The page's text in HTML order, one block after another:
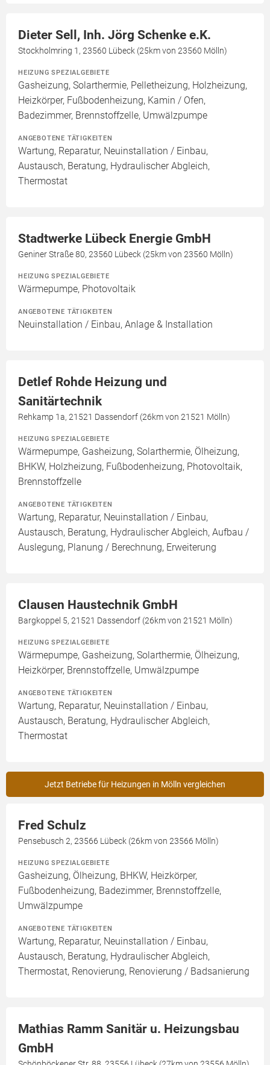
Dieter Sell, Inh. Jörg Schenke e.K.
Stockholmring 1, 23560 Lübeck (25km von 23560 Mölln)
HEIZUNG SPEZIALGEBIETE
Gasheizung, Solarthermie, Pelletheizung, Holzheizung,
Heizkörper, Fußbodenheizung, Kamin / Ofen,
Badezimmer, Brennstoffzelle, Umwälzpumpe
ANGEBOTENE TÄTIGKEITEN
Wartung, Reparatur, Neuinstallation / Einbau,
Austausch, Beratung, Hydraulischer Abgleich,
Thermostat
Stadtwerke Lübeck Energie GmbH
Geniner Straße 80, 23560 Lübeck (25km von 23560 Mölln)
HEIZUNG SPEZIALGEBIETE
Wärmepumpe, Photovoltaik
ANGEBOTENE TÄTIGKEITEN
Neuinstallation / Einbau, Anlage & Installation
Detlef Rohde Heizung und
Sanitärtechnik
Rehkamp 1a, 21521 Dassendorf (26km von 21521 Mölln)
HEIZUNG SPEZIALGEBIETE
Wärmepumpe, Gasheizung, Solarthermie, Ölheizung,
BHKW, Holzheizung, Fußbodenheizung, Photovoltaik,
Brennstoffzelle
ANGEBOTENE TÄTIGKEITEN
Wartung, Reparatur, Neuinstallation / Einbau,
Austausch, Beratung, Hydraulischer Abgleich, Aufbau /
Auslegung, Planung / Berechnung, Erweiterung
Clausen Haustechnik GmbH
Bargkoppel 5, 21521 Dassendorf (26km von 21521 Mölln)
HEIZUNG SPEZIALGEBIETE
Wärmepumpe, Gasheizung, Solarthermie, Ölheizung,
Heizkörper, Brennstoffzelle, Umwälzpumpe
ANGEBOTENE TÄTIGKEITEN
Wartung, Reparatur, Neuinstallation / Einbau,
Austausch, Beratung, Hydraulischer Abgleich,
Thermostat
Jetzt Betriebe für Heizungen in Mölln vergleichen
Fred Schulz
Pensebusch 2, 23566 Lübeck (26km von 23566 Mölln)
HEIZUNG SPEZIALGEBIETE
Gasheizung, Ölheizung, BHKW, Heizkörper,
Fußbodenheizung, Badezimmer, Brennstoffzelle,
Umwälzpumpe
ANGEBOTENE TÄTIGKEITEN
Wartung, Reparatur, Neuinstallation / Einbau,
Austausch, Beratung, Hydraulischer Abgleich,
Thermostat, Renovierung, Renovierung / Badsanierung
Mathias Ramm Sanitär u. Heizungsbau
GmbH